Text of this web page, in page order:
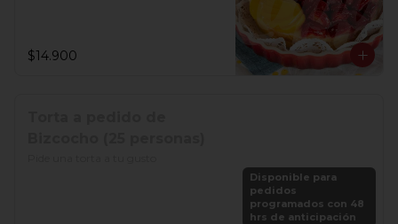
$14.900
Disponible para
pedidos
programados con 48
hrs de anticipación